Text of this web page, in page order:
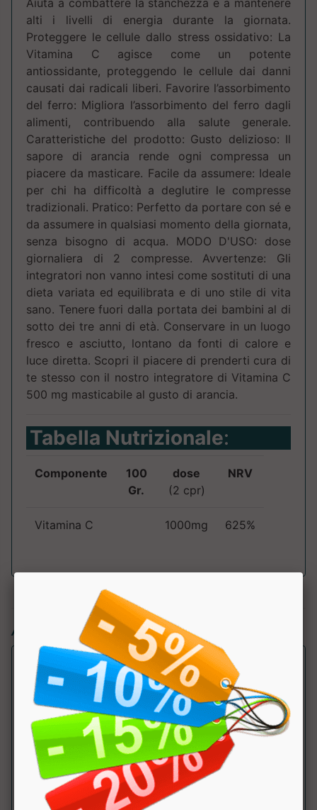
Aiuta a combattere la stanchezza e a mantenere
alti i livelli di energia durante la giornata.
Proteggere le cellule dallo stress ossidativo: La
Vitamina C agisce come un potente
antiossidante, proteggendo le cellule dai danni
causati dai radicali liberi. Favorire l’assorbimento
del ferro: Migliora l’assorbimento del ferro dagli
alimenti, contribuendo alla salute generale.
Caratteristiche del prodotto: Gusto delizioso: Il
sapore di arancia rende ogni compressa un
piacere da masticare. Facile da assumere: Ideale
per chi ha difficoltà a deglutire le compresse
tradizionali. Pratico: Perfetto da portare con sé e
da assumere in qualsiasi momento della giornata,
senza bisogno di acqua. MODO D'USO: dose
giornaliera di 2 compresse. Avvertenze: Gli
integratori non vanno intesi come sostituti di una
dieta variata ed equilibrata e di uno stile di vita
sano. Tenere fuori dalla portata dei bambini al di
sotto dei tre anni di età. Conservare in un luogo
fresco e asciutto, lontano da fonti di calore e
luce diretta. Scopri il piacere di prenderti cura di
te stesso con il nostro integratore di Vitamina C
500 mg masticabile al gusto di arancia.
Tabella Nutrizionale:
Componente
100
Gr.
dose
(2 cpr)
NRV
Vitamina C 1000mg 625%
Articoli simili:
Vitamina B12